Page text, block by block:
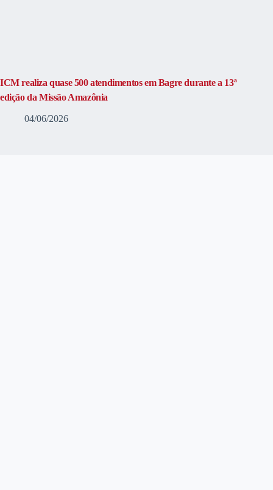
ICM realiza quase 500 atendimentos em Bagre durante a 13ª
edição da Missão Amazônia
04/06/2026